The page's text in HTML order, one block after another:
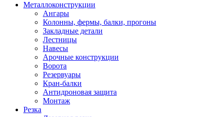
Металлоконструкции
Ангары
Колонны, фермы, балки, прогоны
Закладные детали
Лестницы
Навесы
Арочные конструкции
Ворота
Резервуары
Кран-балки
Антидроновая защита
Монтаж
Резка